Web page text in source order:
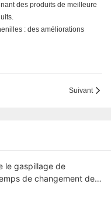
des produits de meilleure
Suivant
le gaspillage de
de changement de